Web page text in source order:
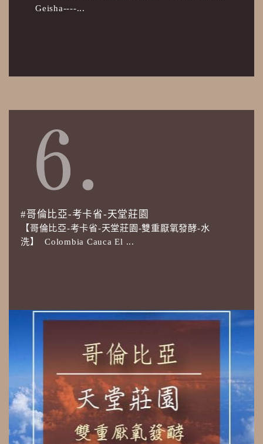
Geisha----...
#哥倫比亞-考卡省-天堂莊園
【哥倫比亞-考卡省-天堂莊園-雙重厭氧發酵-水
洗】 Colombia Cauca El ...